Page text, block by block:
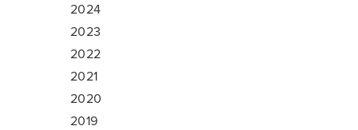
2024
2023
2022
2021
2020
2019